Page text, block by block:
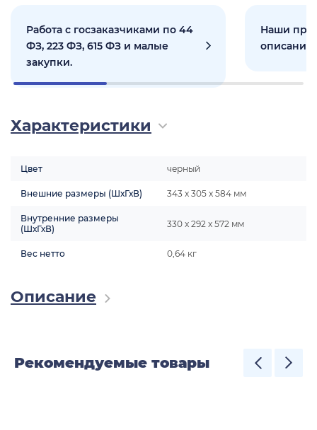
Работа с госзаказчиками по 44
ФЗ, 223 ФЗ, 615 ФЗ и малые
закупки.
Наши
Характеристики
Цвет черный
Внешние размеры (ШхГхВ) 343 x 305 x 584 мм
Внутренние размеры
(ШхГхВ)
330 x 292 x 572 мм
Вес нетто 0,64 кг
Описание
Рекомендуемые товары